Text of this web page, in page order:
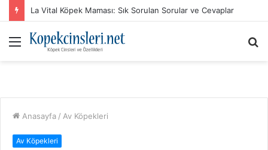
La Vital Köpek Maması: Sık Sorulan Sorular ve Cevaplar
Menü
Anasayfa / Av Köpekleri
Av Köpekleri